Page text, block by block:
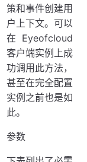
策和事件创建用
户上下文。可以
在 Eyeofcloud
客户端实例上成
功调用此方法，
甚至在完全配置
实例之前也是如
此。
参数